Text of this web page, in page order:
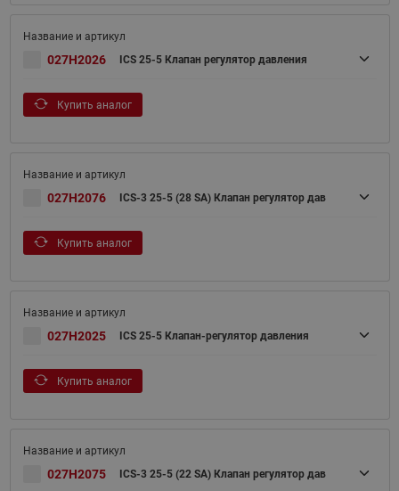
027H2026 ICS 25-5 Клапан регулятор давления
Купить аналог
027H2076 ICS-3 25-5 (28 SA) Клапан регулятор дав
Купить аналог
027H2025 ICS 25-5 Клапан-регулятор давления
Купить аналог
027H2075 ICS-3 25-5 (22 SA) Клапан регулятор дав